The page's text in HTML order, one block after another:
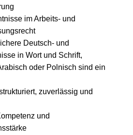
im Arbeits- und
Deutsch- und
in Wort und Schrift,
oder Polnisch sind ein
zuverlässig und
und